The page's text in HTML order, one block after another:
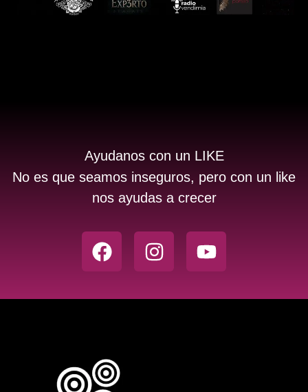
Ayudanos con un LIKE
No es que seamos inseguros, pero con un like
nos ayudas a crecer